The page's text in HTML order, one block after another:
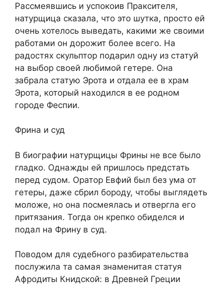
Рассмеявшись и успокоив Праксителя,
натурщица сказала, что это шутка, просто ей
очень хотелось выведать, какими же своими
работами он дорожит более всего. На
радостях скульптор подарил одну из статуй
на выбор своей любимой гетере. Она
забрала статую Эрота и отдала ее в храм
Эрота, который находился в ее родном
городе Феспии.
Фрина и суд
В биографии натурщицы Фрины не все было
гладко. Однажды ей пришлось предстать
перед судом. Оратор Евфий был без ума от
гетеры, даже сбрил бороду, чтобы выглядеть
моложе, но она посмеялась и отвергла его
притязания. Тогда он крепко обиделся и
подал на Фрину в суд.
Поводом для судебного разбирательства
послужила та самая знаменитая статуя
Афродиты Книдской: в Древней Греции